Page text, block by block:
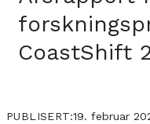
CoastShift
PUBLISERT:19. februar